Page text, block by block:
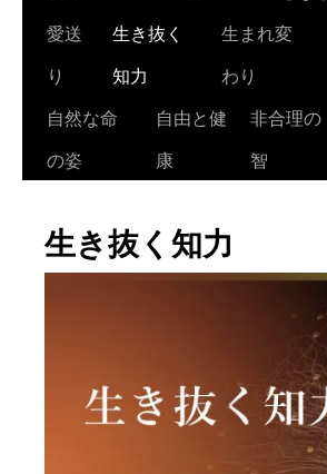
ツ
キ
プ
愛送
り
生き抜く
知力
生まれ変
わり
自然な命
の姿
自由と健
康
非合理の
智
生き抜く知力